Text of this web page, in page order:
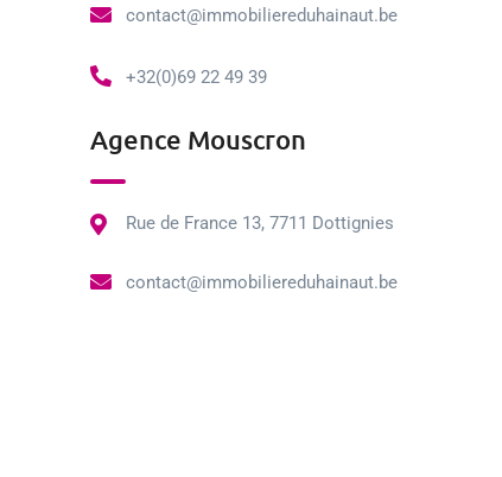
contact@immobiliereduhainaut.be
+32(0)69 22 49 39
Agence Mouscron
Rue de France 13, 7711 Dottignies
contact@immobiliereduhainaut.be